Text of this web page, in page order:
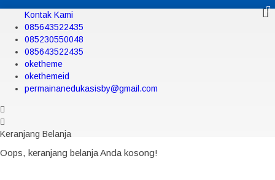
Kontak Kami
085643522435
085230550048
085643522435
oketheme
okethemeid
permainanedukasisby@gmail.com
Keranjang Belanja
Oops, keranjang belanja Anda kosong!